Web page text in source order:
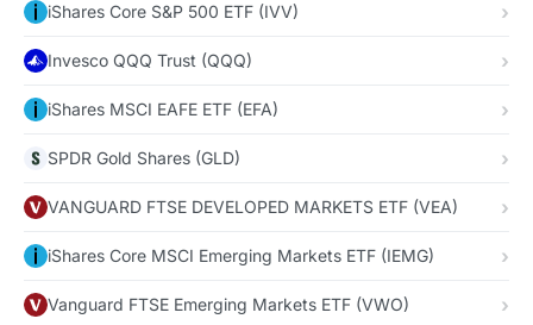
iShares Core S&P 500 ETF (IVV)
Invesco QQQ Trust (QQQ)
iShares MSCI EAFE ETF (EFA)
SPDR Gold Shares (GLD)
VANGUARD FTSE DEVELOPED MARKETS ETF (VEA)
iShares Core MSCI Emerging Markets ETF (IEMG)
Vanguard FTSE Emerging Markets ETF (VWO)